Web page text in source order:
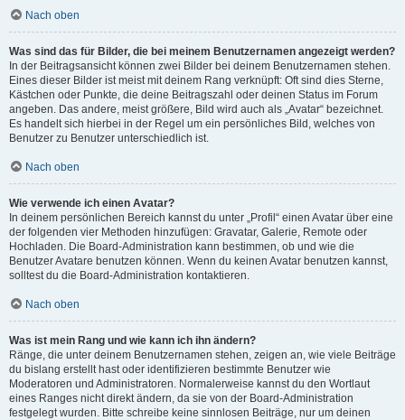
Nach oben
Was sind das für Bilder, die bei meinem Benutzernamen angezeigt werden?
In der Beitragsansicht können zwei Bilder bei deinem Benutzernamen stehen.
Eines dieser Bilder ist meist mit deinem Rang verknüpft: Oft sind dies Sterne,
Kästchen oder Punkte, die deine Beitragszahl oder deinen Status im Forum
angeben. Das andere, meist größere, Bild wird auch als „Avatar“ bezeichnet.
Es handelt sich hierbei in der Regel um ein persönliches Bild, welches von
Benutzer zu Benutzer unterschiedlich ist.
Nach oben
Wie verwende ich einen Avatar?
In deinem persönlichen Bereich kannst du unter „Profil“ einen Avatar über eine
der folgenden vier Methoden hinzufügen: Gravatar, Galerie, Remote oder
Hochladen. Die Board-Administration kann bestimmen, ob und wie die
Benutzer Avatare benutzen können. Wenn du keinen Avatar benutzen kannst,
solltest du die Board-Administration kontaktieren.
Nach oben
Was ist mein Rang und wie kann ich ihn ändern?
Ränge, die unter deinem Benutzernamen stehen, zeigen an, wie viele Beiträge
du bislang erstellt hast oder identifizieren bestimmte Benutzer wie
Moderatoren und Administratoren. Normalerweise kannst du den Wortlaut
eines Ranges nicht direkt ändern, da sie von der Board-Administration
festgelegt wurden. Bitte schreibe keine sinnlosen Beiträge, nur um deinen